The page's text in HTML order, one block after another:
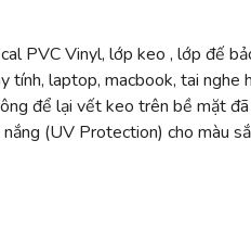
PVC Vinyl, lớp keo , lớp đế
laptop, macbook, tai nghe
để lại vết keo trên bề mặt đã
(UV Protection) cho màu